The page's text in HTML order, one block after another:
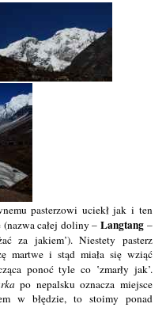
pasterzowi uciekł jak i ten
(nazwa całej doliny – Langtang –
za jakiem’). Niestety pasterz
martwe i stąd miała się wziąć
ponoć tyle co ‛zmarły jak’.
po nepalsku oznacza miejsce
w błędzie, to stoimy ponad